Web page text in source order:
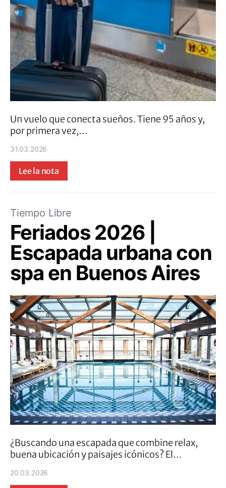
Un vuelo que conecta sueños. Tiene 95 años y,
por primera vez,…
31.03.2026
Lee la nota
Tiempo Libre
Feriados 2026 |
Escapada urbana con
spa en Buenos Aires
¿Buscando una escapada que combine relax,
buena ubicación y paisajes icónicos? El…
20.03.2026